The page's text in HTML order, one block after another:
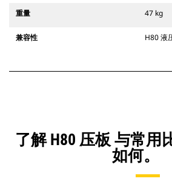
重量 47 kg
兼容性 H80 液
了解 H80 压板 与常用
如何。